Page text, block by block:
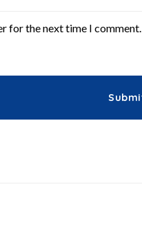
for the next time I comment.